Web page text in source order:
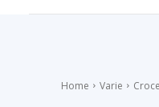
Home Varie